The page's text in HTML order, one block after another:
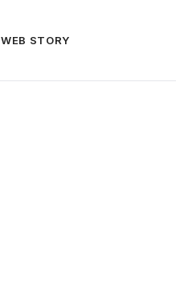
WEB STORY